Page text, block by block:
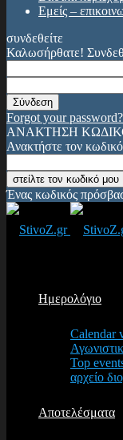
Εμείς –
συνδεθείτε
Καλωσήρθατε!
Forgot your
ΑΝΑΚΤΗΣΗ
Ανακτήστε τον
Ένας κωδικός
Ημερολόγιο
Calendar
Top
αρχείο
Αποτελέσματα